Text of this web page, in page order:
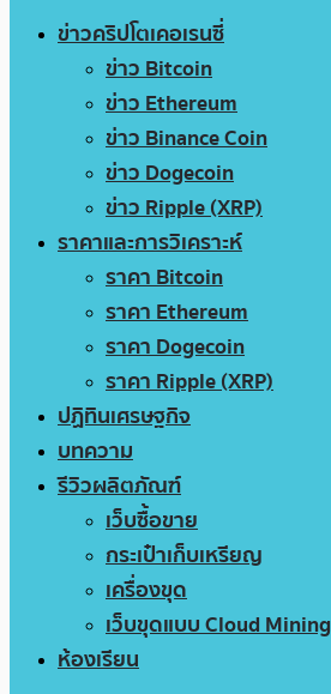
ข่าวคริปโตเคอเรนซี่
ข่าว Bitcoin
ข่าว Ethereum
ข่าว Binance Coin
ข่าว Dogecoin
ข่าว Ripple (XRP)
ราคาและการวิเคราะห์
ราคา Bitcoin
ราคา Ethereum
ราคา Dogecoin
ราคา Ripple (XRP)
ปฏิทินเศรษฐกิจ
บทความ
รีวิวผลิตภัณฑ์
เว็บซื้อขาย
กระเป๋าเก็บเหรียญ
เครื่องขุด
เว็บขุดแบบ Cloud Mining
ห้องเรียน